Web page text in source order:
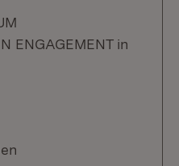
ENGAGEMENT in